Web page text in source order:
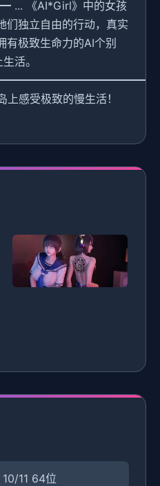
... 《AI*Girl》中的女孩
们独立自由的行动，真实
有极致生命力的AI个别
活。
感受极致的慢生活！
11 64位